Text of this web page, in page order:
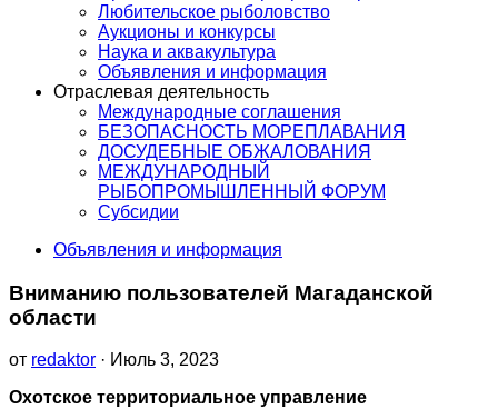
Любительское рыболовство
Аукционы и конкурсы
Наука и аквакультура
Объявления и информация
Отраслевая деятельность
Международные соглашения
БЕЗОПАСНОСТЬ МОРЕПЛАВАНИЯ
ДОСУДЕБНЫЕ ОБЖАЛОВАНИЯ
МЕЖДУНАРОДНЫЙ
РЫБОПРОМЫШЛЕННЫЙ ФОРУМ
Субсидии
Объявления и информация
Вниманию пользователей Магаданской
области
от redaktor · Июль 3, 2023
Охотское территориальное управление